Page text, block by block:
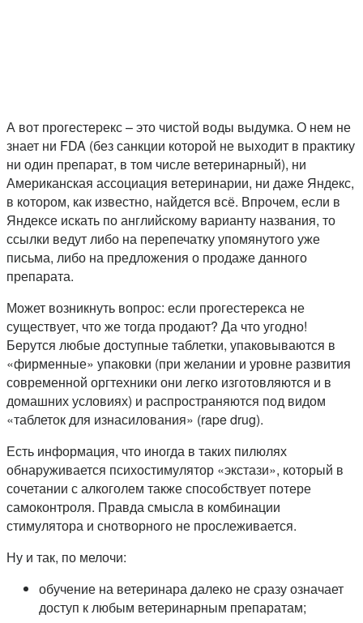
А вот прогестерекс – это чистой воды выдумка. О нем не
знает ни FDA (без санкции которой не выходит в практику
ни один препарат, в том числе ветеринарный), ни
Американская ассоциация ветеринарии, ни даже Яндекс,
в котором, как известно, найдется всё. Впрочем, если в
Яндексе искать по английскому варианту названия, то
ссылки ведут либо на перепечатку упомянутого уже
письма, либо на предложения о продаже данного
препарата.
Может возникнуть вопрос: если прогестерекса не
существует, что же тогда продают? Да что угодно!
Берутся любые доступные таблетки, упаковываются в
«фирменные» упаковки (при желании и уровне развития
современной оргтехники они легко изготовляются и в
домашних условиях) и распространяются под видом
«таблеток для изнасилования» (rape drug).
Есть информация, что иногда в таких пилюлях
обнаруживается психостимулятор «экстази», который в
сочетании с алкоголем также способствует потере
самоконтроля. Правда смысла в комбинации
стимулятора и снотворного не прослеживается.
Ну и так, по мелочи:
обучение на ветеринара далеко не сразу означает
доступ к любым ветеринарным препаратам;